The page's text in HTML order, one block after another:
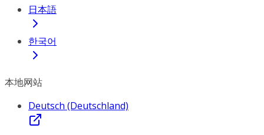
日本語
한국어
本地网站
Deutsch (Deutschland)